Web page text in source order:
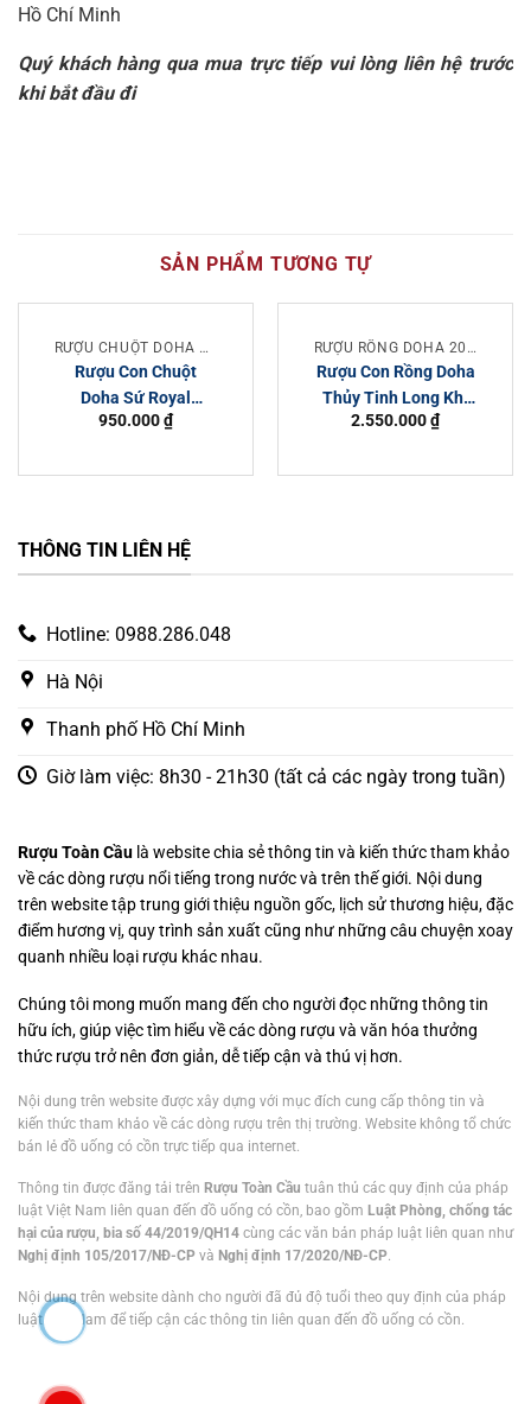
Hồ Chí Minh
Quý khách hàng qua mua trực tiếp vui lòng liên hệ trước
khi bắt đầu đi
SẢN PHẨM TƯƠNG TỰ
RƯỢU CHUỘT DOHA 2020
Rượu Con Chuột
Doha Sứ Royal
Umeshu Gold 23k
950.000₫
RƯỢU RỒNG DOHA 2024
Rượu Con Rồng Doha
Thủy Tinh Long Khí
Sinh Tài 2024
2.550.000₫
THÔNG TIN LIÊN HỆ
Hotline: 0988.286.048
Hà Nội
Thanh phố Hồ Chí Minh
Giờ làm việc: 8h30 - 21h30 (tất cả các ngày trong tuần)
Rượu Toàn Cầu là website chia sẻ thông tin và kiến thức tham khảo
về các dòng rượu nổi tiếng trong nước và trên thế giới. Nội dung
trên website tập trung giới thiệu nguồn gốc, lịch sử thương hiệu, đặc
điểm hương vị, quy trình sản xuất cũng như những câu chuyện xoay
quanh nhiều loại rượu khác nhau.
Chúng tôi mong muốn mang đến cho người đọc những thông tin
hữu ích, giúp việc tìm hiểu về các dòng rượu và văn hóa thưởng
thức rượu trở nên đơn giản, dễ tiếp cận và thú vị hơn.
Nội dung trên website được xây dựng với mục đích cung cấp thông tin và
kiến thức tham khảo về các dòng rượu trên thị trường. Website không tổ chức
bán lẻ đồ uống có cồn trực tiếp qua internet.
Thông tin được đăng tải trên Rượu Toàn Cầu tuân thủ các quy định của pháp
luật Việt Nam liên quan đến đồ uống có cồn, bao gồm Luật Phòng, chống tác
hại của rượu, bia số 44/2019/QH14 cùng các văn bản pháp luật liên quan như
Nghị định 105/2017/NĐ-CP và Nghị định 17/2020/NĐ-CP.
Nội dung trên website dành cho người đã đủ độ tuổi theo quy định của pháp
luật Việt Nam để tiếp cận các thông tin liên quan đến đồ uống có cồn.